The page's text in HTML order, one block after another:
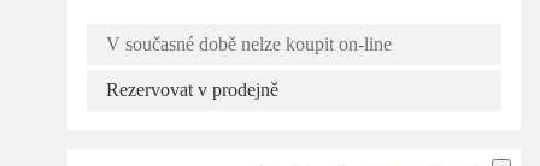
V současné době nelze koupit on-line
Rezervovat v prodejně